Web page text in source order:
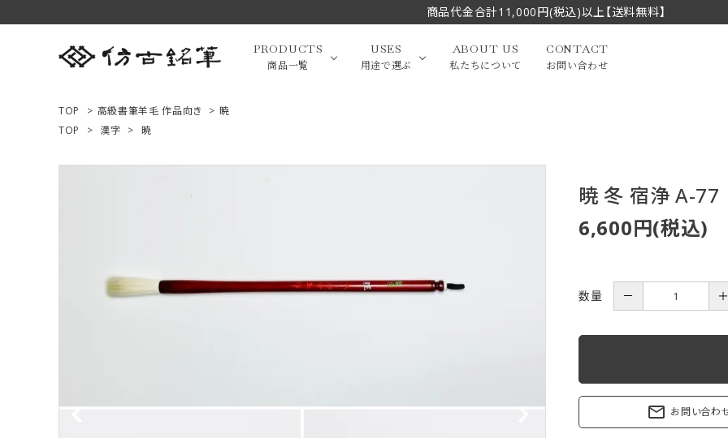
商品代金合計11,000円(税込)以上【送料無料】
PRODUCTS
商品一覧
高級羊毛（作品向き）
オプション・その他
USES
用途で選ぶ
かな
画筆・絵てがみ
贈り物（限定セット）
ABOUT US
私たちについて
CONTACT
お問い合わせ
ご利用ガイド
TOP > 高級書筆羊毛 作品向き > 暁
TOP
> 漢字 > 暁
暁 冬 宿浄 A-77
6,600円(税込)
数量 － ＋
mail_outline お問い合わ